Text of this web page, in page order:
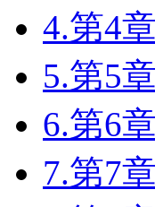
4.第4
5.第5
6.第6
7.第7